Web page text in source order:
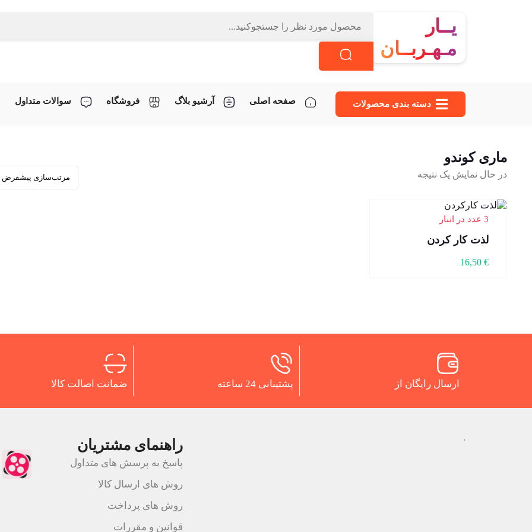
یــار
مـهـربــان
دسته‌ بندی محصولات صفحه اصلی آرشیو بلاگ فروشگاه سوالات متداول
ماری کوندو
در حال نمایش یک نتیجه
3 عدد در انبار
لذت کار کردن
16,50 €
ارسال رایگان از پشتیبانی 24 ساعته ضمانت اصالت کالا
. راهنمای مشتریان
پاسخ به پرسش های متداول
روش های ارسال کالا
روش های پرداخت
قوانین و مقررات